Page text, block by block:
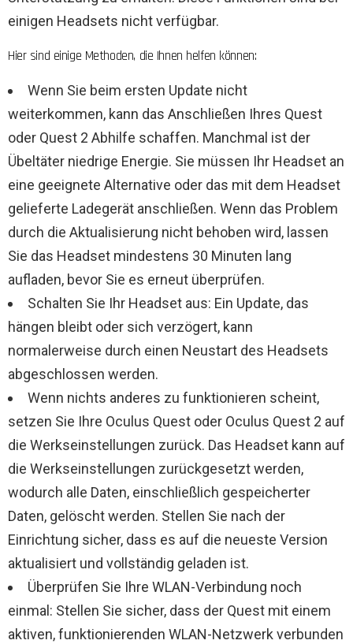
einigen Headsets nicht verfügbar.
Hier sind einige Methoden, die Ihnen helfen können:
Wenn Sie beim ersten Update nicht
weiterkommen, kann das Anschließen Ihres Quest
oder Quest 2 Abhilfe schaffen. Manchmal ist der
Übeltäter niedrige Energie. Sie müssen Ihr Headset an
eine geeignete Alternative oder das mit dem Headset
gelieferte Ladegerät anschließen. Wenn das Problem
durch die Aktualisierung nicht behoben wird, lassen
Sie das Headset mindestens 30 Minuten lang
aufladen, bevor Sie es erneut überprüfen.
Schalten Sie Ihr Headset aus: Ein Update, das
hängen bleibt oder sich verzögert, kann
normalerweise durch einen Neustart des Headsets
abgeschlossen werden.
Wenn nichts anderes zu funktionieren scheint,
setzen Sie Ihre Oculus Quest oder Oculus Quest 2 auf
die Werkseinstellungen zurück. Das Headset kann auf
die Werkseinstellungen zurückgesetzt werden,
wodurch alle Daten, einschließlich gespeicherter
Daten, gelöscht werden. Stellen Sie nach der
Einrichtung sicher, dass es auf die neueste Version
aktualisiert und vollständig geladen ist.
Überprüfen Sie Ihre WLAN-Verbindung noch
einmal: Stellen Sie sicher, dass der Quest mit einem
aktiven, funktionierenden WLAN-Netzwerk verbunden